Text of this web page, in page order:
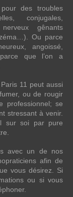
des troubles
conjugales,
gênants
Ou parce
angoissé,
que l’on a
11 peut aussi
ou de rougir
professionnel; se
stressant à venir.
sur soi par pure
avec un de nos
afin de
vous désirez. Si
ou si vous